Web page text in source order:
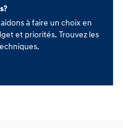
à faire un choix en
et priorités. Trouvez les